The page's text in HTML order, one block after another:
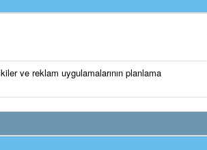
ve reklam uygulamalarının planlama